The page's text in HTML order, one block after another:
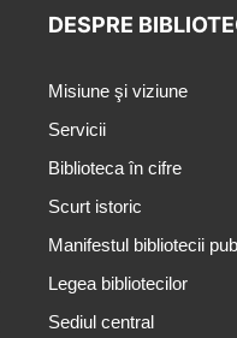
DESPRE
Misiune şi viziune
Servicii
Biblioteca în cifre
Scurt istoric
Manifestul bibliotecii
Legea bibliotecilor
Sediul central